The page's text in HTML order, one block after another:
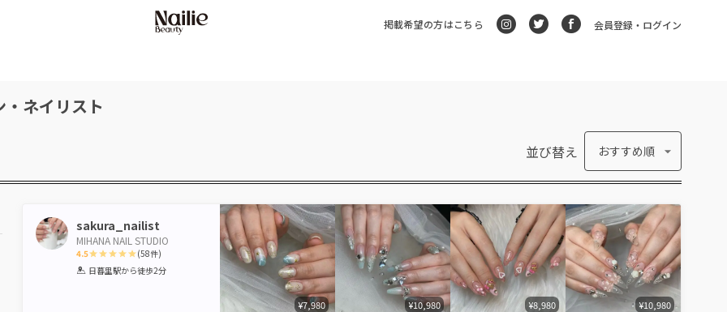
掲載希望の方はこちら 会員登録・ログイン
ネイリスト
並び替え おすすめ順
sakura_nailist
MIHANA NAIL STUDIO
4.5
1 2 3 4 5
(58件)
日暮里駅から徒歩2分
¥7,980 ¥10,980 ¥8,980 ¥10,980